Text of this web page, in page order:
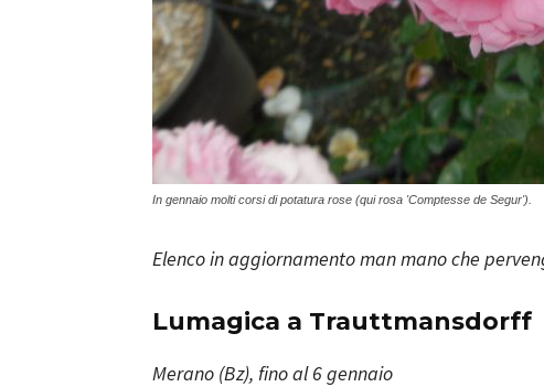
In gennaio molti corsi di potatura rose (qui rosa 'Comptesse de Segur').
Elenco in aggiornamento man mano che
Lumagica a Trauttmansdorff
Merano (Bz), fino al 6 gennaio